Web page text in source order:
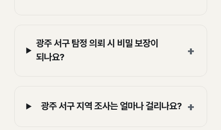
광주 서구 탐정 의뢰 시 비밀 보장이
되나요?
+
광주 서구 지역 조사는 얼마나 걸리나요? +